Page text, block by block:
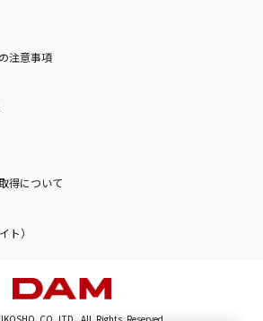
注意事項
得について
ト）
CO.,LTD. All Rights Reserved.